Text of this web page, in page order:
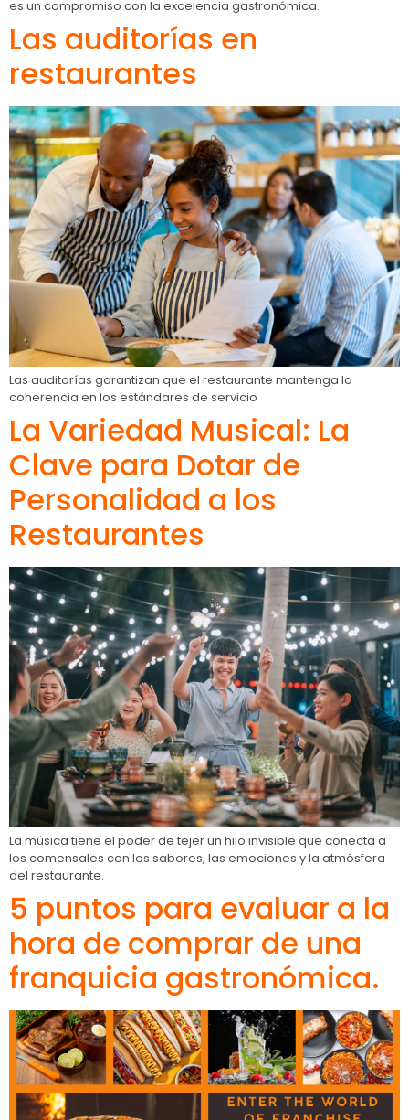
es un compromiso con la excelencia gastronómica.
Las auditorías en
restaurantes
Las auditorías garantizan que el restaurante mantenga la
coherencia en los estándares de servicio
La Variedad Musical: La
Clave para Dotar de
Personalidad a los
Restaurantes
La música tiene el poder de tejer un hilo invisible que conecta a
los comensales con los sabores, las emociones y la atmósfera
del restaurante.
5 puntos para evaluar a la
hora de comprar de una
franquicia gastronómica.